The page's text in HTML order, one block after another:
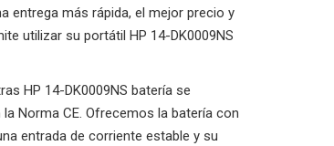
entrega más rápida, el mejor precio y
utilizar su portátil HP 14-DK0009NS
HP 14-DK0009NS batería se
Norma CE. Ofrecemos la batería con
entrada de corriente estable y su